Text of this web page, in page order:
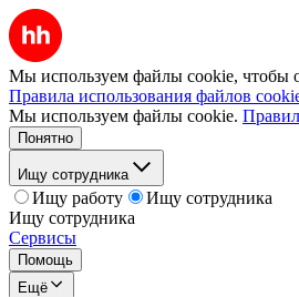
Мы используем файлы cookie, чтобы
Правила использования файлов
Мы используем файлы cookie.
Понятно
Ищу сотрудника
Ищу работу
Ищу сотрудника
Ищу сотрудника
Сервисы
Помощь
Ещё